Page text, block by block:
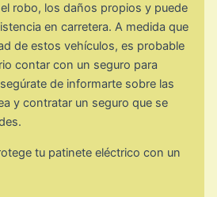
robo, los daños propios y puede
en carretera. A medida que
de estos vehículos, es probable
contar con un seguro para
de informarte sobre las
y contratar un seguro que se
tu patinete eléctrico con un